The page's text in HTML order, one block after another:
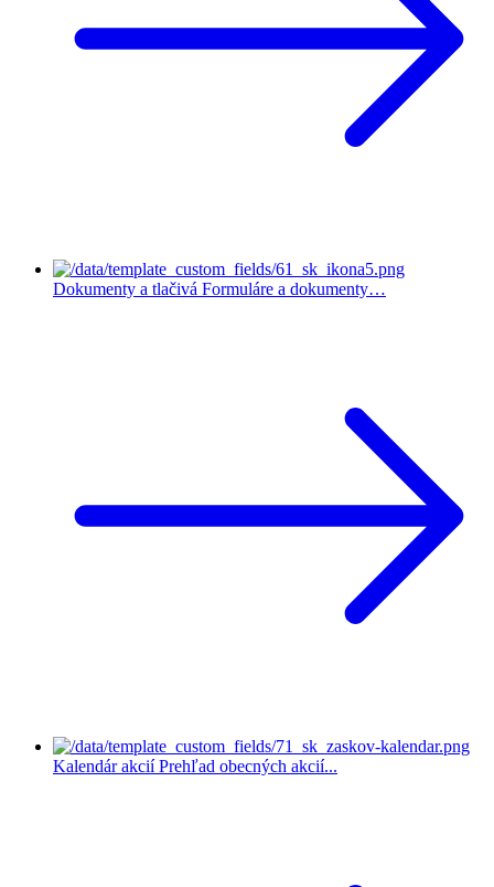
Dokumenty a tlačivá Formuláre a dokumenty…
Kalendár akcií Prehľad obecných akcií...